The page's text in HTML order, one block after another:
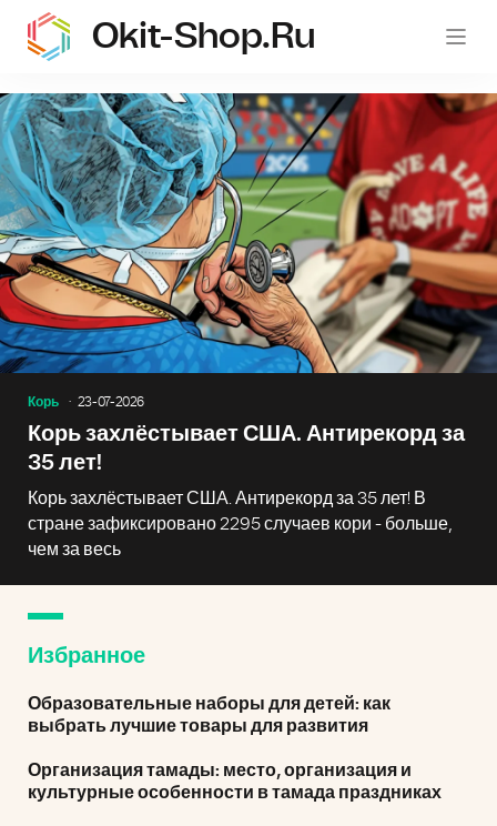
Okit-Shop.ru
Корь 23-07-2026
Корь захлёстывает США. Антирекорд за
35 лет!
Корь захлёстывает США. Антирекорд за 35 лет! В
стране зафиксировано 2295 случаев кори - больше,
чем за весь
Избранное
Образовательные наборы для детей: как
выбрать лучшие товары для развития
Организация тамады: место, организация и
культурные особенности в тамада праздниках